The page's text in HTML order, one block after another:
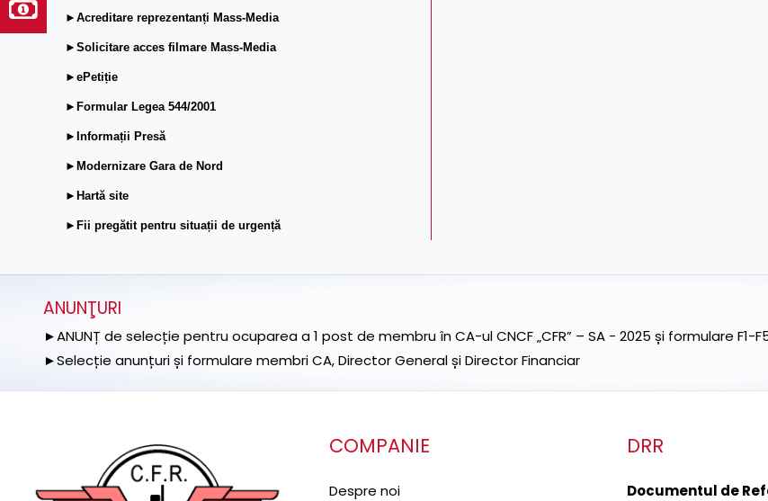
►Acreditare reprezentanți Mass-Media
►Solicitare acces filmare Mass-Media
►ePetiție
►Formular Legea 544/2001
►Informații Presă
►Modernizare Gara de Nord
►Hartă site
►Fii pregătit pentru situații de urgență
ANUNŢURI
►ANUNȚ de selecție pentru ocuparea a 1 post de membru în CA-ul CNCF „CFR” – SA - 2025 și formulare F1-
►Selecție anunțuri și formulare membri CA, Director General și Director Financiar
COMPANIE
Despre noi
DRR
Documentul de